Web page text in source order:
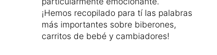
¡Hemos recopilado para tí las palabras
más importantes sobre biberones,
carritos de bebé y cambiadores!